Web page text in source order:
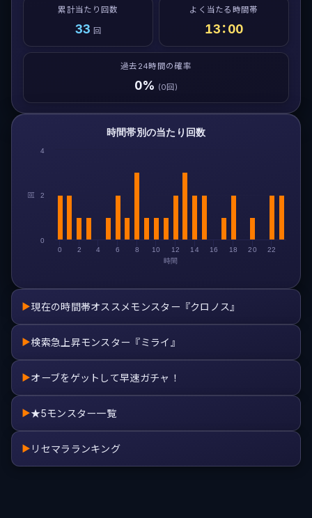
累計当たり回数
33 回
よく当たる時間帯
13：00
過去24時間の確率
0% (0回)
時間
回
時間帯別の当たり回数
0 2 4 6 8 10 12 14 16 18 20 22
0
2
4
▶現在の時間帯オススメモンスター『クロノス』
▶検索急上昇モンスター『ミライ』
▶オーブをゲットして早速ガチャ！
▶★5モンスター一覧
▶ リセマラランキング